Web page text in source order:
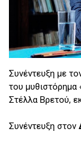
Συνέντευξη με
του μυθιστόρημα
Στέλλα Βρετού,
Συνέντευξη στον